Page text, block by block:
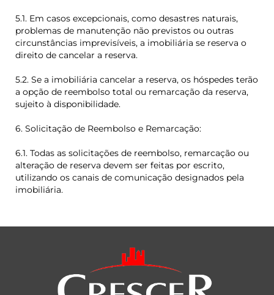
5.1. Em casos excepcionais, como desastres naturais,
problemas de manutenção não previstos ou outras
circunstâncias imprevisíveis, a imobiliária se reserva o
direito de cancelar a reserva.
5.2. Se a imobiliária cancelar a reserva, os hóspedes terão
a opção de reembolso total ou remarcação da reserva,
sujeito à disponibilidade.
6. Solicitação de Reembolso e Remarcação:
6.1. Todas as solicitações de reembolso, remarcação ou
alteração de reserva devem ser feitas por escrito,
utilizando os canais de comunicação designados pela
imobiliária.